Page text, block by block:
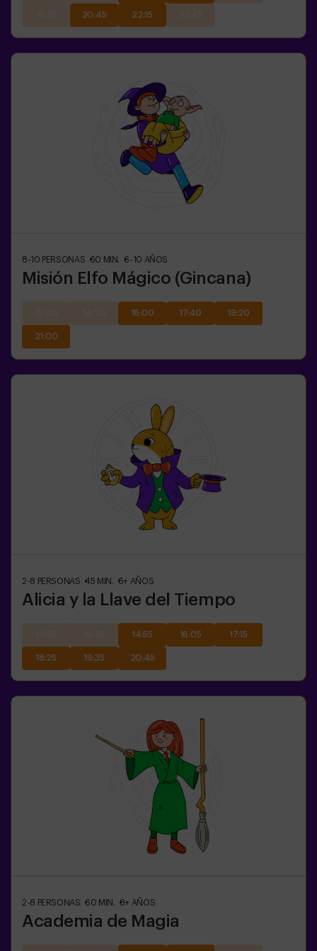
20:45 22:15
8-10 PERSONAS 60 MIN. 6-10 AÑOS
Misión Elfo Mágico (Gincana)
16:00 17:40 19:20
21:00
2-8 PERSONAS 45 MIN. 6+ AÑOS
Alicia y la Llave del Tiempo
14:55 16:05 17:15
18:25 19:35 20:45
2-8 PERSONAS 60 MIN. 8+ AÑOS
Academia de Magia